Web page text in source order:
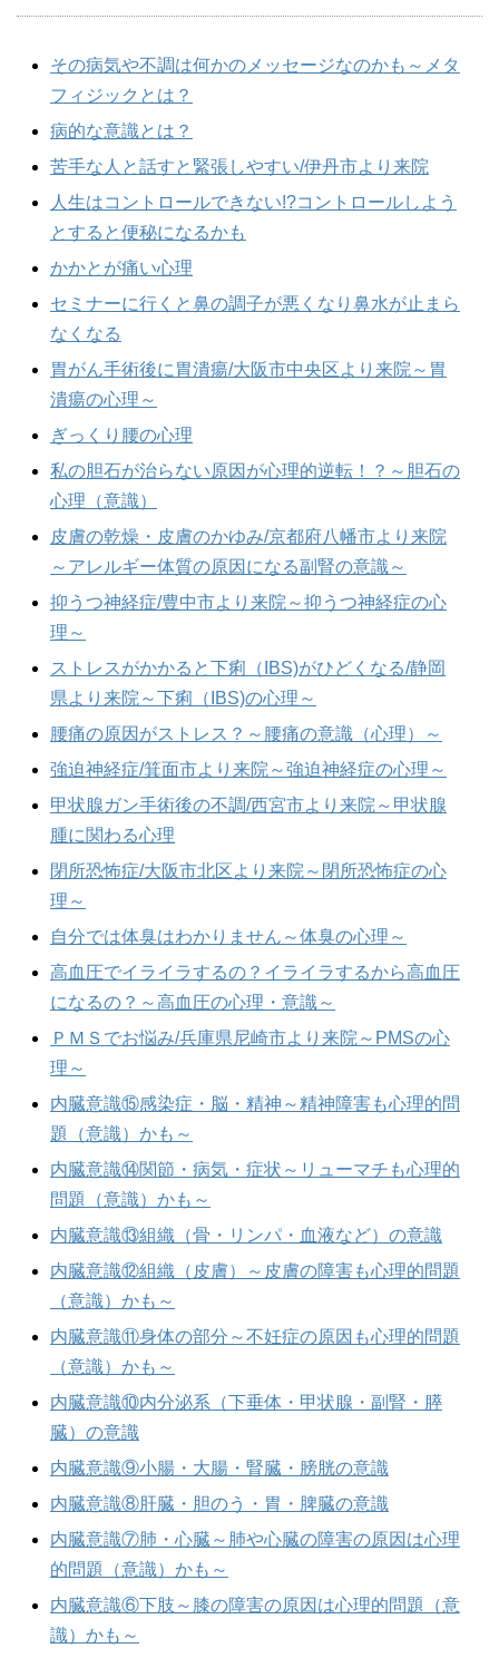
その病気や不調は何かのメッセージなのかも～メタ
フィジックとは？
病的な意識とは？
苦手な人と話すと緊張しやすい/伊丹市より来院
人生はコントロールできない!?コントロールしよう
とすると便秘になるかも
かかとが痛い心理
セミナーに行くと鼻の調子が悪くなり鼻水が止まら
なくなる
胃がん手術後に胃潰瘍/大阪市中央区より来院～胃
潰瘍の心理～
ぎっくり腰の心理
私の胆石が治らない原因が心理的逆転！？～胆石の
心理（意識）
皮膚の乾燥・皮膚のかゆみ/京都府八幡市より来院
～アレルギー体質の原因になる副腎の意識～
抑うつ神経症/豊中市より来院～抑うつ神経症の心
理～
ストレスがかかると下痢（IBS)がひどくなる/静岡
県より来院～下痢（IBS)の心理～
腰痛の原因がストレス？～腰痛の意識（心理）～
強迫神経症/箕面市より来院～強迫神経症の心理～
甲状腺ガン手術後の不調/西宮市より来院～甲状腺
腫に関わる心理
閉所恐怖症/大阪市北区より来院～閉所恐怖症の心
理～
自分では体臭はわかりません～体臭の心理～
高血圧でイライラするの？イライラするから高血圧
になるの？～高血圧の心理・意識～
ＰＭＳでお悩み/兵庫県尼崎市より来院～PMSの心
理～
内臓意識⑮感染症・脳・精神～精神障害も心理的問
題（意識）かも～
内臓意識⑭関節・病気・症状～リューマチも心理的
問題（意識）かも～
内臓意識⑬組織（骨・リンパ・血液など）の意識
内臓意識⑫組織（皮膚）～皮膚の障害も心理的問題
（意識）かも～
内臓意識⑪身体の部分～不妊症の原因も心理的問題
（意識）かも～
内臓意識⑩内分泌系（下垂体・甲状腺・副腎・膵
臓）の意識
内臓意識⑨小腸・大腸・腎臓・膀胱の意識
内臓意識⑧肝臓・胆のう・胃・脾臓の意識
内臓意識⑦肺・心臓～肺や心臓の障害の原因は心理
的問題（意識）かも～
内臓意識⑥下肢～膝の障害の原因は心理的問題（意
識）かも～